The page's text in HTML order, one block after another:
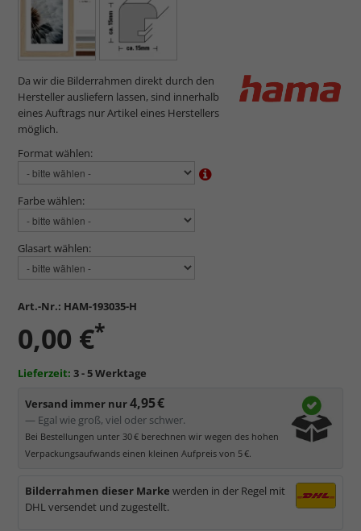
Da wir die Bilderrahmen direkt durch den
Hersteller ausliefern lassen, sind innerhalb
eines Auftrags nur Artikel eines Herstellers
möglich.
Format wählen:
Farbe wählen:
Glasart wählen:
Art.-Nr.: HAM-193035-H
0,00 €*
Lieferzeit: 3 - 5 Werktage
Versand immer nur4,95 €
— Egal wie groß, viel oder schwer.
Bei Bestellungen unter 30 € berechnen wir wegen des hohen
Verpackungsaufwands einen kleinen Aufpreis von 5 €.
Bilderrahmen dieser Marke werden in der Regel mit
DHL versendet und zugestellt.